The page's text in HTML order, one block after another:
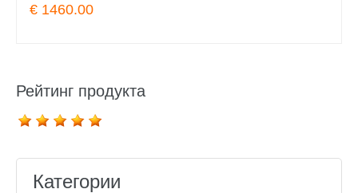
€ 1460.00
Рейтинг продукта
Категории